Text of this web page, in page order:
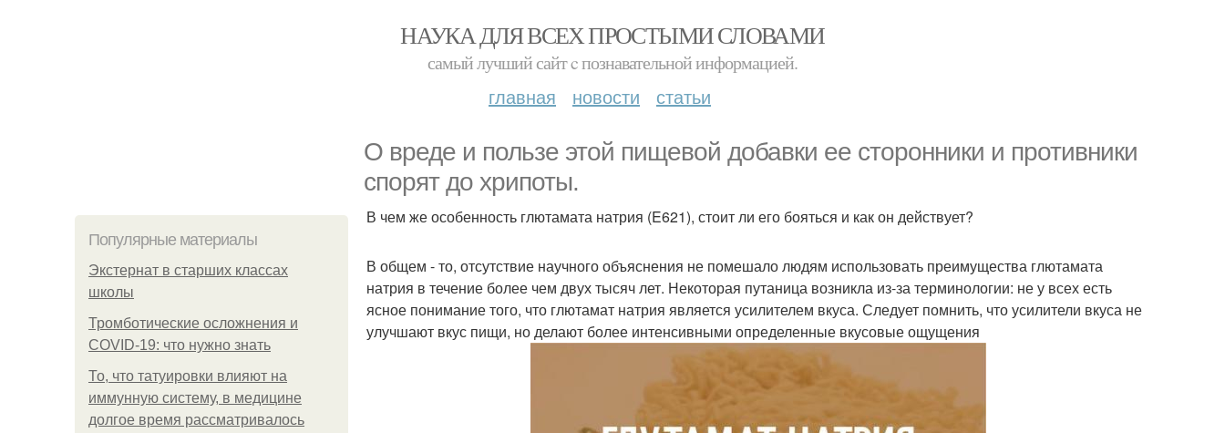
НАУКА ДЛЯ ВСЕХ ПРОСТЫМИ СЛОВАМИ
самый лучший сайт c познавательной информацией.
главная новости статьи
О вреде и пользе этой пищевой добавки ее сторонники и противники
спорят до хрипоты.
Популярные материалы
Экстернат в старших классах
школы
Тромботические осложнения и
COVID-19: что нужно знать
То, что татуировки влияют на
иммунную систему, в медицине
долгое время рассматривалось
В чем же особенность глютамата натрия (E621), стоит ли его бояться и как он действует?
В общем - то, отсутствие научного объяснения не помешало людям использовать преимущества глютамата
натрия в течение более чем двух тысяч лет. Некоторая путаница возникла из-за терминологии: не у всех есть
ясное понимание того, что глютамат натрия является усилителем вкуса. Следует помнить, что усилители вкуса не
улучшают вкус пищи, но делают более интенсивными определенные вкусовые ощущения